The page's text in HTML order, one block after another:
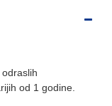
od 1 godine.